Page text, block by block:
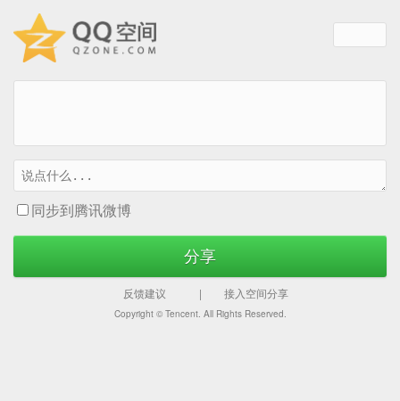
同步到腾讯微博
分享
反馈建议 | 接入空间分享
Copyright ©Tencent. All Rights Reserved.